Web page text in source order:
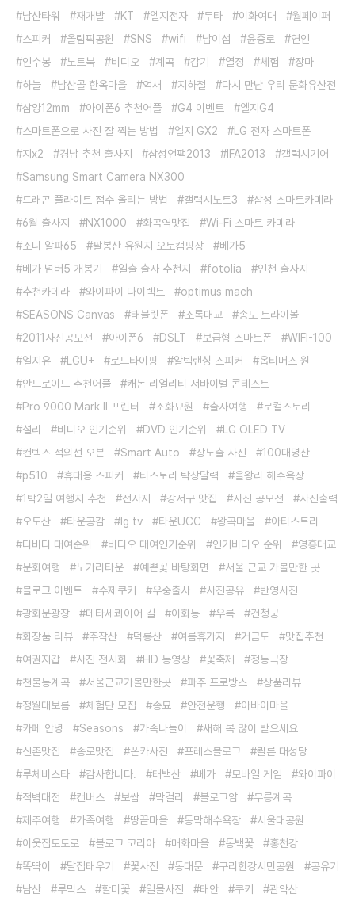
남산타워
재개발 KT 엘지전자 두타 이화여대
월페이퍼
스피커
올림픽공원 SNS wifi 남이섬 윤중로
연인
인수봉
노트북 비디오 계곡 감기 열정 체험
장마
하늘
남산골 한옥마을 억새 지하철
다시 만난 우리 문화유산전
삼양12mm
아이폰6 추천어플 G4 이벤트
엘지G4
스마트폰으로 사진 잘 찍는 방법
엘지 GX2
LG 전자 스마트폰
지x2
경남 추천 출사지 삼성언팩2013 IFA2013
갤럭시기어
Samsung Smart Camera NX300
드래곤 플라이트 점수 올리는 방법
갤럭시노트3
삼성 스마트카메라
6월 출사지
NX1000 화곡역맛집
Wi-Fi 스마트 카메라
소니 알파65
팔봉산 유원지 오토캠핑장
베가5
베가 넘버5 개봉기
일출 출사 추천지 fotolia
인천 출사지
추천카메라
와이파이 다이렉트
optimus mach
SEASONS Canvas
태블릿폰 소록대교
송도 트라이볼
2011사진공모전
아이폰6 DSLT 보급형 스마트폰
WIFI-100
엘지유
LGU+ 로드타이핑 알텍랜싱 스피커
옵티머스 원
안드로이드 추천어플
캐논 리얼리티 서바이벌 콘테스트
Pro 9000 Mark II 프린터
소화묘원 출사여행
로컬스토리
설리
비디오 인기순위 DVD 인기순위
LG OLED TV
컨벡스 적외선 오븐
Smart Auto 장노출 사진
100대명산
p510
휴대용 스피커 티스토리 탁상달력
을왕리 해수욕장
1박2일 여행지 추천
전사지 강서구 맛집 사진 공모전
사진출력
오도산
타운공감 lg tv 타운UCC 왕곡마을
아티스트리
디비디 대여순위
비디오 대여인기순위 인기비디오 순위
영흥대교
문화여행
노가리타운 예쁜꽃 바탕화면
서울 근교 가볼만한 곳
블로그 이벤트
수제쿠키 우중출사 사진공유
반영사진
광화문광장
메타세콰이어 길 이화동 우륵
건청궁
화장품 리뷰
주작산 덕룡산 여름휴가지 거금도
맛집추천
여권지갑
사진 전시회 HD 동영상 꽃축제
정동극장
천불동계곡
서울근교가볼만한곳 파주 프로방스
상품리뷰
정월대보름
체험단 모집 종묘 안전운행
아바이마을
카페 안녕
Seasons 가족나들이
새해 복 많이 받으세요
신촌맛집
종로맛집 폰카사진 프레스블로그
쾰른 대성당
루체비스타
감사합니다. 태백산 베가 모바일 게임
와이파이
적벽대전
캔버스 보쌈 막걸리 블로그얌
무릉계곡
제주여행
가족여행 땅끝마을 동막해수욕장
서울대공원
이웃집토토로
블로그 코리아 매화마을 동백꽃
홍천강
똑딱이
달집태우기 꽃사진 동대문 구리한강시민공원
공유기
남산
루믹스 할미꽃 일몰사진 태안 쿠키
관악산